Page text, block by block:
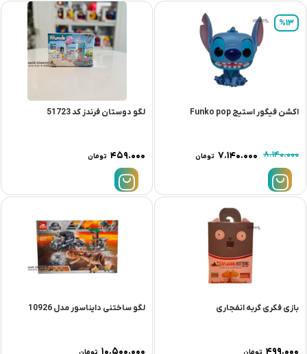
اکشن فیگور استیج Funko pop
۸.۱۴۰.۰۰۰ ۷.۱۴۰.۰۰۰ تومان
%13
لگو دوستان فرندز کد 51723
۴۵۹.۰۰۰ تومان
بازی فکری گربه انفجاری لگو ساختنی دایناسور مدل 10926